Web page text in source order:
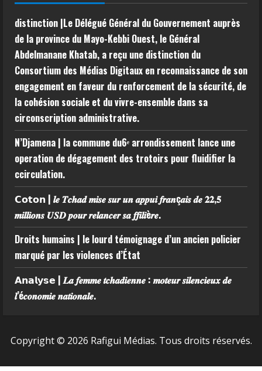
distinction |Le Délégué Général du Gouvernement auprès
de la province du Mayo-Kebbi Ouest, le Général
Abdelmanane Khatab, a reçu une distinction du
Consortium des Médias Digitaux en reconnaissance de son
engagement en faveur du renforcement de la sécurité, de
la cohésion sociale et du vivre-ensemble dans sa
circonscription administrative.
N’Djamena | la commune du6ᵉ arrondissement lance une
operation de dégagement des trotoirs pour fluidifier la
ccirculation.
𝗖𝗼𝘁𝗼𝗻 | 𝒍𝒆 𝑻𝒄𝒉𝒂𝒅 𝒎𝒊𝒔𝒆 𝒔𝒖𝒓 𝒖𝒏 𝒂𝒑𝒑𝒖𝒊 𝒇𝒓𝒂𝒏ç𝒂𝒊𝒔 𝒅𝒆 𝟐𝟐,𝟓
𝒎𝒊𝒍𝒍𝒊𝒐𝒏𝒔 𝑼𝑺𝑫 𝒑𝒐𝒖𝒓 𝒓𝒆𝒍𝒂𝒏𝒄𝒆𝒓 𝒔𝒂 𝒇𝒇𝒊𝒍𝒊è𝒓𝒆.
Droits humains | le lourd témoignage d’un ancien policier
marqué par les violences d’État
𝗔𝗻𝗮𝗹𝘆𝘀𝗲 | 𝑳𝒂 𝒇𝒆𝒎𝒎𝒆 𝒕𝒄𝒉𝒂𝒅𝒊𝒆𝒏𝒏𝒆 : 𝒎𝒐𝒕𝒆𝒖𝒓 𝒔𝒊𝒍𝒆𝒏𝒄𝒊𝒆𝒖𝒙 𝒅𝒆
𝒍’é𝒄𝒐𝒏𝒐𝒎𝒊𝒆 𝒏𝒂𝒕𝒊𝒐𝒏𝒂𝒍𝒆.
Copyright © 2026 Rafigui Médias. Tous droits réservés.